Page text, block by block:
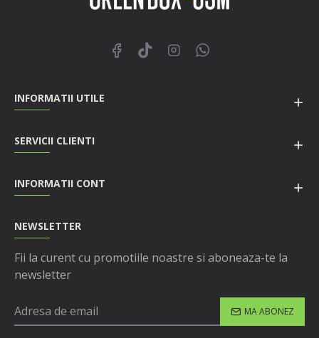
INFORMATII UTILE
SERVICII CLIENTI
INFORMATII CONT
NEWSLETTER
Fii la curent cu promotiile noastre si aboneaza-te la
newsletter
MA ABONEZ